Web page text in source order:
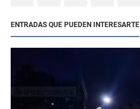
ENTRADAS QUE PUEDEN INTERESARTE